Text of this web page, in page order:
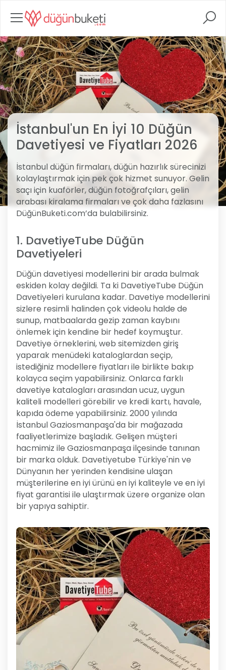
İstanbul'un En İyi 10 Düğün
Davetiyesi ve Fiyatları 2026
İstanbul düğün firmaları, düğün hazırlık sürecinizi
kolaylaştırmak için pek çok hizmet sunuyor. Gelin
saçı için kuaförler, düğün fotoğrafçıları, gelin
arabası kiralama firmaları ve çok daha fazlasını
DüğünBuketi.com’da bulabilirsiniz.
1. DavetiyeTube Düğün
Davetiyeleri
Düğün davetiyesi modellerini bir arada bulmak
eskiden kolay değildi. Ta ki DavetiyeTube Düğün
Davetiyeleri kurulana kadar. Davetiye modellerini
sizlere resimli halinden çok videolu halde de
sunup, matbaalarda gezip zaman kaybını
önlemek için kendine bir hedef koymuştur.
Davetiye örneklerini, web sitemizden giriş
yaparak menüdeki kataloglardan seçip,
istediğiniz modellere fiyatları ile birlikte bakıp
kolayca seçim yapabilirsiniz. Onlarca farklı
davetiye katalogları arasından ucuz, uygun
kaliteli modelleri görebilir ve kredi kartı, havale,
kapıda ödeme yapabilirsiniz. 2000 yılında
İstanbul Gaziosmanpaşa'da bir mağazada
faaliyetlerimize başladık. Gelişen müşteri
hacmimiz ile Gaziosmanpaşa ilçesinde tanınan
bir marka olduk. Davetiyetube Türkiye'nin ve
Dünyanın her yerinden kendisine ulaşan
müşterilerine en iyi ürünü en iyi kaliteyle ve en iyi
fiyat garantisi ile ulaştırmak üzere organize olan
bir yapıya sahiptir.